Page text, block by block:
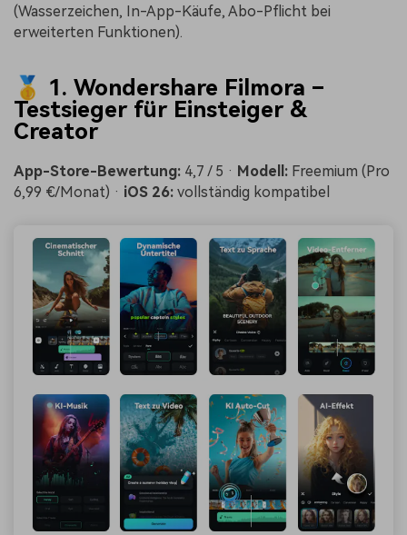
(Wasserzeichen, In-App-Käufe, Abo-Pflicht bei
erweiterten Funktionen).
🥇 1. Wondershare Filmora –
Testsieger für Einsteiger &
Creator
App-Store-Bewertung: 4,7 / 5 · Modell: Freemium (Pro
6,99 €/Monat) · iOS 26: vollständig kompatibel